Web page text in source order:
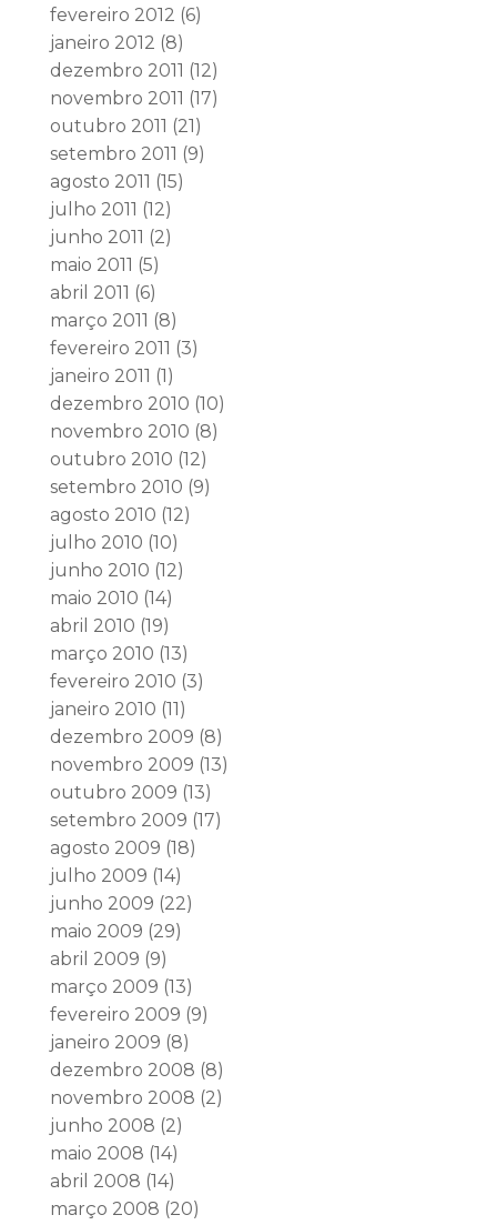
fevereiro 2012 (6)
janeiro 2012 (8)
dezembro 2011 (12)
novembro 2011 (17)
outubro 2011 (21)
setembro 2011 (9)
agosto 2011 (15)
julho 2011 (12)
junho 2011 (2)
maio 2011 (5)
abril 2011 (6)
março 2011 (8)
fevereiro 2011 (3)
janeiro 2011 (1)
dezembro 2010 (10)
novembro 2010 (8)
outubro 2010 (12)
setembro 2010 (9)
agosto 2010 (12)
julho 2010 (10)
junho 2010 (12)
maio 2010 (14)
abril 2010 (19)
março 2010 (13)
fevereiro 2010 (3)
janeiro 2010 (11)
dezembro 2009 (8)
novembro 2009 (13)
outubro 2009 (13)
setembro 2009 (17)
agosto 2009 (18)
julho 2009 (14)
junho 2009 (22)
maio 2009 (29)
abril 2009 (9)
março 2009 (13)
fevereiro 2009 (9)
janeiro 2009 (8)
dezembro 2008 (8)
novembro 2008 (2)
junho 2008 (2)
maio 2008 (14)
abril 2008 (14)
março 2008 (20)